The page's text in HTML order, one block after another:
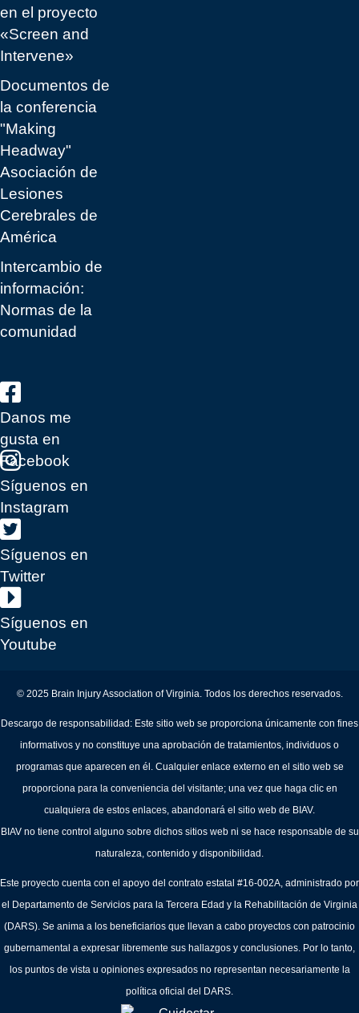
en el proyecto
«Screen and
Intervene»
Documentos de
la conferencia
"Making
Headway"
Asociación de
Lesiones
Cerebrales de
América
Intercambio de
información:
Normas de la
comunidad
Danos me
gusta en
Facebook
Síguenos en
Instagram
Síguenos en
Twitter
Síguenos en
Youtube
© 2025 Brain Injury Association of Virginia. Todos los derechos reservados.
Descargo de responsabilidad: Este sitio web se proporciona únicamente con fines
informativos y no constituye una aprobación de tratamientos, individuos o
programas que aparecen en él. Cualquier enlace externo en el sitio web se
proporciona para la conveniencia del visitante; una vez que haga clic en
cualquiera de estos enlaces, abandonará el sitio web de BIAV.
BIAV no tiene control alguno sobre dichos sitios web ni se hace responsable de su
naturaleza, contenido y disponibilidad.
Este proyecto cuenta con el apoyo del contrato estatal #16-002A, administrado por
el Departamento de Servicios para la Tercera Edad y la Rehabilitación de Virginia
(DARS). Se anima a los beneficiarios que llevan a cabo proyectos con patrocinio
gubernamental a expresar libremente sus hallazgos y conclusiones. Por lo tanto,
los puntos de vista u opiniones expresados no representan necesariamente la
política oficial del DARS.